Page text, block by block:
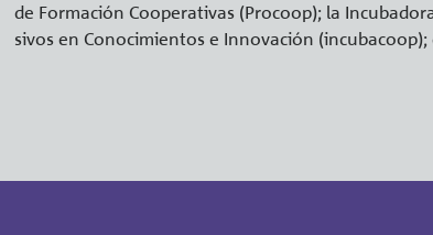
de For­ma­ción Coope­ra­ti­vas (Pro­coop); la
si­vos en Co­no­ci­mien­tos e In­no­va­ción